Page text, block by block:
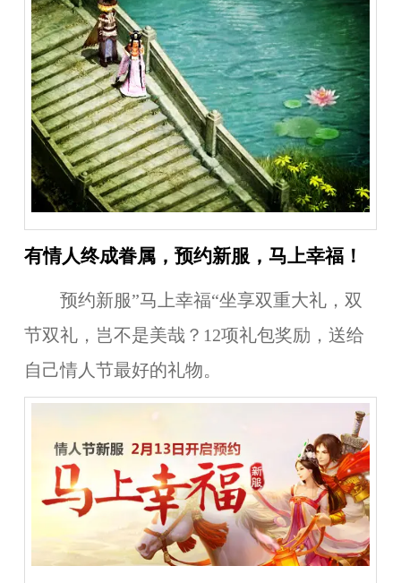
有情人终成眷属，预约新服，马上幸福！
预约新服”马上幸福“坐享双重大礼，双
节双礼，岂不是美哉？12项礼包奖励，送给
自己情人节最好的礼物。